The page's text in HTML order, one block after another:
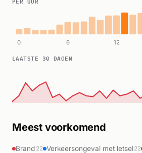
0 6 12
LAATSTE 30 DAGEN
Meest voorkomend
Brand 22 Verkeersongeval met letsel22